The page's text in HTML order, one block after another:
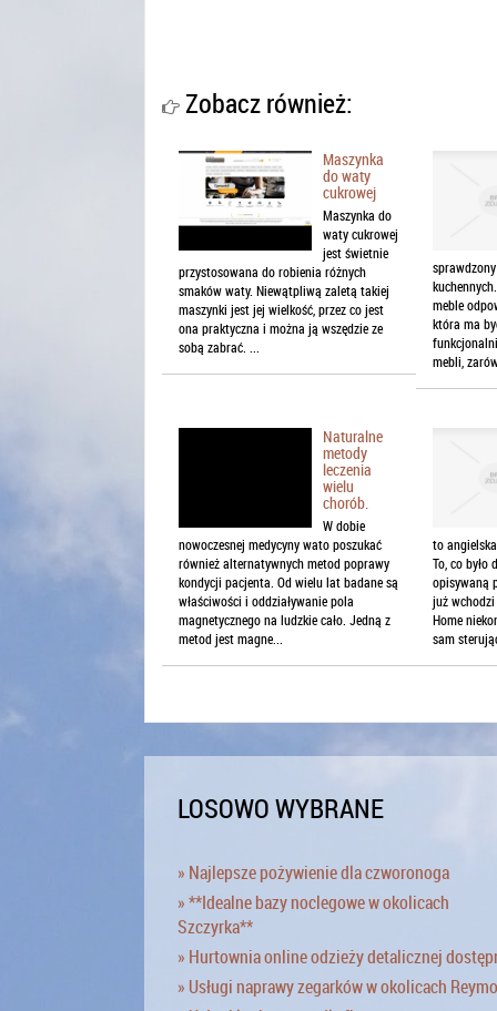
Zobacz również:
Maszynka
do waty
cukrowej
Maszynka do
waty cukrowej
jest świetnie
przystosowana do robienia różnych
smaków waty. Niewątpliwą zaletą takiej
maszynki jest jej wielkość, przez co jest
ona praktyczna i można ją wszędzie ze
sobą zabrać. ...
meble
która ma
mebli,
Naturalne
metody
leczenia
wielu
chorób.
W dobie
nowoczesnej medycyny wato poszukać
również alternatywnych metod poprawy
kondycji pacjenta. Od wielu lat badane są
właściwości i oddziaływanie pola
magnetycznego na ludzkie cało. Jedną z
metod jest magne...
to
To, co
opisywaną
już
Home
sam
LOSOWO WYBRANE
» Najlepsze pożywienie dla czworonoga
» **Idealne bazy noclegowe w okolicach
Szczyrka**
» Hurtownia online odzieży detalicznej
» Usługi naprawy zegarków w okolicach